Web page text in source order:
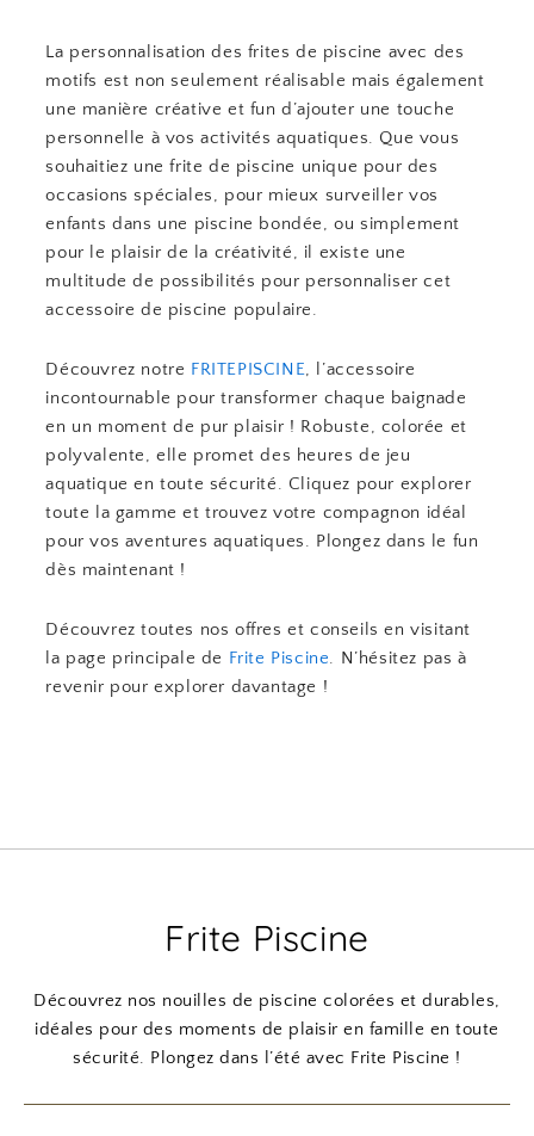
La personnalisation des frites de piscine avec des
motifs est non seulement réalisable mais également
une manière créative et fun d’ajouter une touche
personnelle à vos activités aquatiques. Que vous
souhaitiez une frite de piscine unique pour des
occasions spéciales, pour mieux surveiller vos
enfants dans une piscine bondée, ou simplement
pour le plaisir de la créativité, il existe une
multitude de possibilités pour personnaliser cet
accessoire de piscine populaire.
Découvrez notre FRITEPISCINE, l’accessoire
incontournable pour transformer chaque baignade
en un moment de pur plaisir ! Robuste, colorée et
polyvalente, elle promet des heures de jeu
aquatique en toute sécurité. Cliquez pour explorer
toute la gamme et trouvez votre compagnon idéal
pour vos aventures aquatiques. Plongez dans le fun
dès maintenant !
Découvrez toutes nos offres et conseils en visitant
la page principale de Frite Piscine. N’hésitez pas à
revenir pour explorer davantage !
Frite Piscine
Découvrez nos nouilles de piscine colorées et durables,
idéales pour des moments de plaisir en famille en toute
sécurité. Plongez dans l’été avec Frite Piscine !